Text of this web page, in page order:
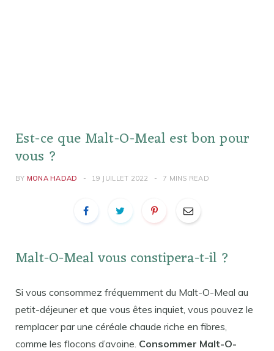
Est-ce que Malt-O-Meal est bon pour
vous ?
BY MONA HADAD 19 JUILLET 2022 7 MINS READ
Malt-O-Meal vous constipera-t-il ?
Si vous consommez fréquemment du Malt-O-Meal au
petit-déjeuner et que vous êtes inquiet, vous pouvez le
remplacer par une céréale chaude riche en fibres,
comme les flocons d’avoine. Consommer Malt-O-